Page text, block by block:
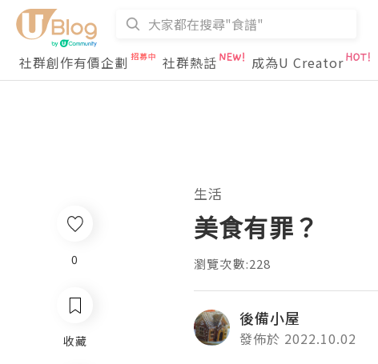
社群創作有價企劃
社群熱話 成為U Creator
生活
美食有罪？
瀏覽次數:228
後備小屋
發佈於 2022.10.02
0
收藏